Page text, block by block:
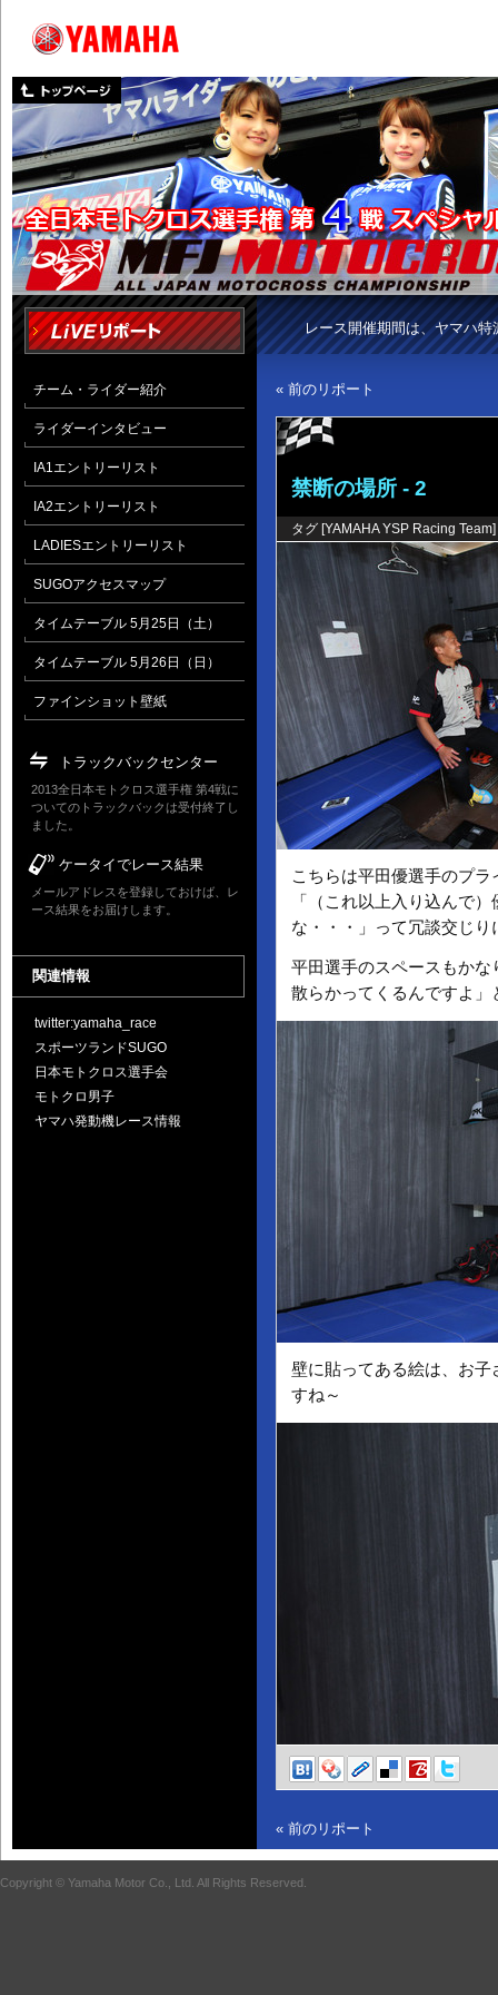
レース開催期間は、ヤマハ
« 前のリポート
禁断の場所 ‐ 2
タグ [YAMAHA YSP Racing Team]
こちらは平田優選手のプ
「（これ以上入り込んで
な・・・」って冗談交じ
平田選手のスペースもか
散らかってくるんですよ」
壁に貼ってある絵は、お
すね～
« 前のリポート
チーム・ライダー紹介
ライダーインタビュー
IA1エントリーリスト
IA2エントリーリスト
LADIESエントリーリスト
SUGOアクセスマップ
タイムテーブル 5月25日（土）
タイムテーブル 5月26日（日）
ファインショット壁紙
トラックバックセンター
2013全日本モトクロス選手権 第4戦に
ついてのトラックバックは受付終了し
ました。
ケータイでレース結果
メールアドレスを登録しておけば、レ
ース結果をお届けします。
関連情報
twitter:yamaha_race
スポーツランドSUGO
日本モトクロス選手会
モトクロ男子
ヤマハ発動機レース情報
Copyright © Yamaha Motor Co., Ltd. All Rights Reserved.